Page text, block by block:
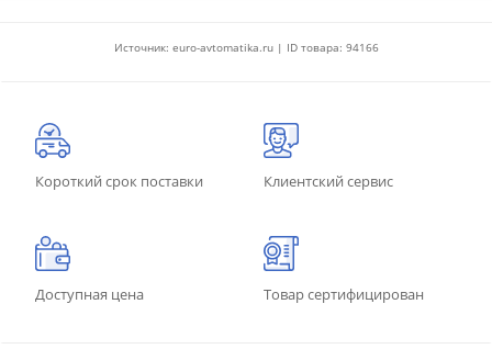
Источник: euro-avtomatika.ru | ID товара: 94166
Короткий срок поставки Клиентский сервис
Доступная цена Товар сертифицирован